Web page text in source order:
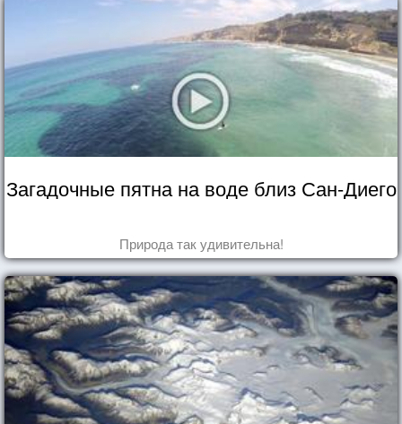
Загадочные пятна на воде близ Сан-Диего
Природа так удивительна!